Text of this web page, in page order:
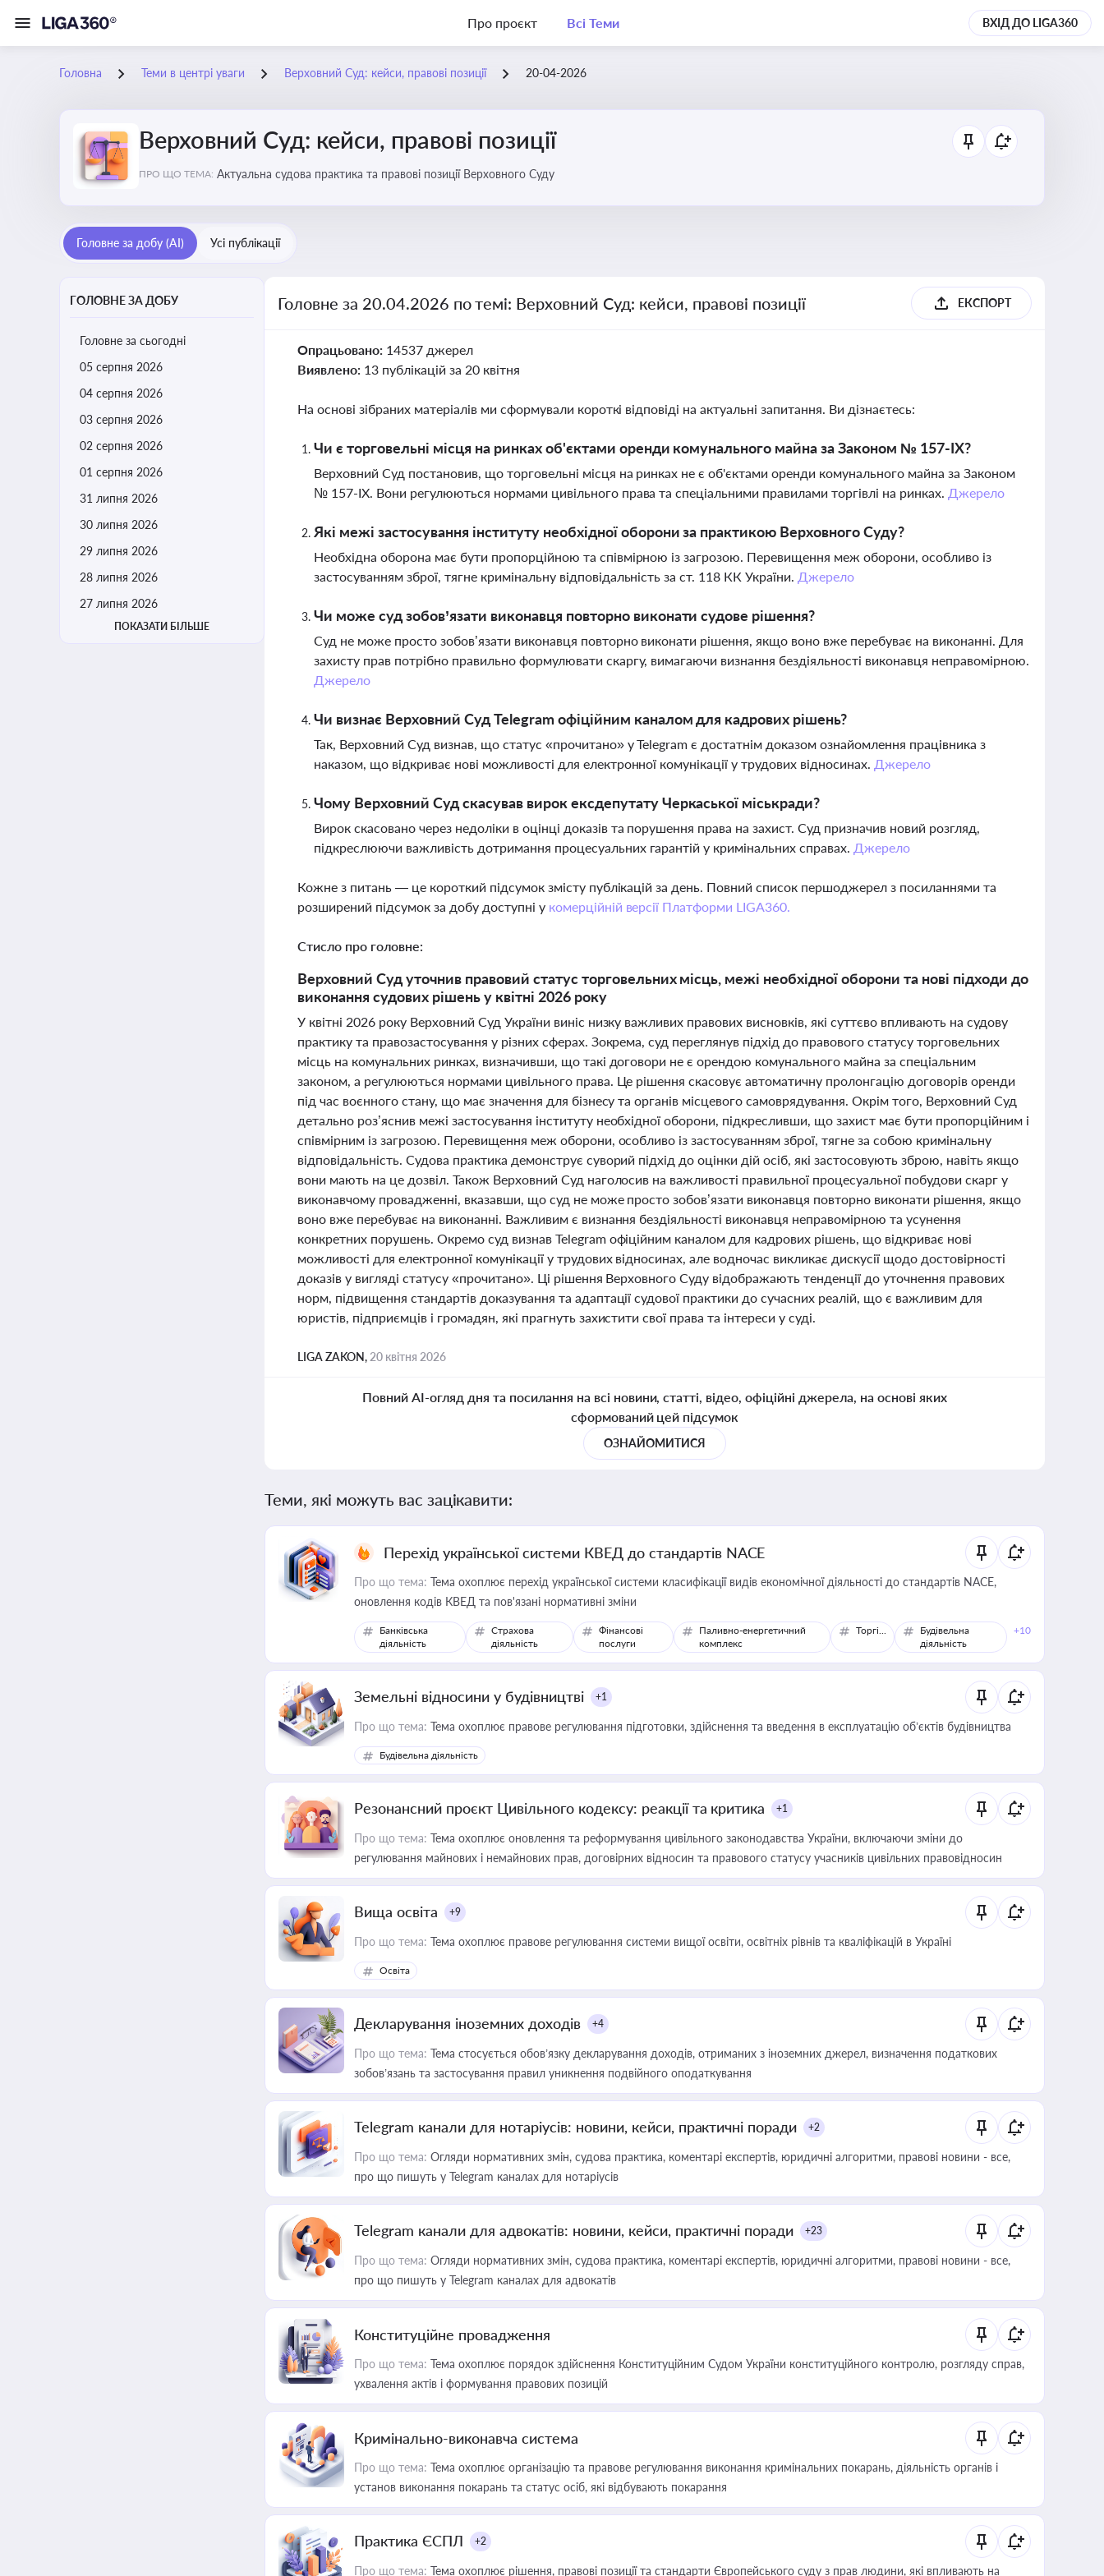
Про проєкт Всі Теми ВХІД ДО LIGA360
Головна Теми в центрі уваги Верховний Суд: кейси, правові позиції 20-04-2026
Верховний Суд: кейси, правові позиції
ПРО ЩО ТЕМА: Актуальна судова практика та правові позиції Верховного Суду
Головне за добу (AI) Усі публікації
ГОЛОВНЕ ЗА ДОБУ
Головне за сьогодні
05 серпня 2026
04 серпня 2026
03 серпня 2026
02 серпня 2026
01 серпня 2026
31 липня 2026
30 липня 2026
29 липня 2026
28 липня 2026
27 липня 2026
ПОКАЗАТИ БІЛЬШЕ
Головне за 20.04.2026 по темі: Верховний Суд: кейси, правові позиції ЕКСПОРТ
Опрацьовано: 14537 джерел
Виявлено: 13 публікацій за 20 квітня
На основі зібраних матеріалів ми сформували короткі відповіді на актуальні запитання. Ви дізнаєтесь:
Чи є торговельні місця на ринках об'єктами оренди комунального майна за Законом № 157-IX?
Верховний Суд постановив, що торговельні місця на ринках не є об'єктами оренди комунального майна за Законом
№ 157-IX. Вони регулюються нормами цивільного права та спеціальними правилами торгівлі на ринках. Джерело
Які межі застосування інституту необхідної оборони за практикою Верховного Суду?
Необхідна оборона має бути пропорційною та співмірною із загрозою. Перевищення меж оборони, особливо із
застосуванням зброї, тягне кримінальну відповідальність за ст. 118 КК України. Джерело
Чи може суд зобов’язати виконавця повторно виконати судове рішення?
Суд не може просто зобов’язати виконавця повторно виконати рішення, якщо воно вже перебуває на виконанні. Для
захисту прав потрібно правильно формулювати скаргу, вимагаючи визнання бездіяльності виконавця неправомірною.
Джерело
Чи визнає Верховний Суд Telegram офіційним каналом для кадрових рішень?
Так, Верховний Суд визнав, що статус «прочитано» у Telegram є достатнім доказом ознайомлення працівника з
наказом, що відкриває нові можливості для електронної комунікації у трудових відносинах. Джерело
Чому Верховний Суд скасував вирок ексдепутату Черкаської міськради?
Вирок скасовано через недоліки в оцінці доказів та порушення права на захист. Суд призначив новий розгляд,
підкреслюючи важливість дотримання процесуальних гарантій у кримінальних справах. Джерело
Кожне з питань — це короткий підсумок змісту публікацій за день. Повний список першоджерел з посиланнями та
розширений підсумок за добу доступні у комерційній версії Платформи LIGA360.
Стисло про головне:
Верховний Суд уточнив правовий статус торговельних місць, межі необхідної оборони та нові підходи до
виконання судових рішень у квітні 2026 року
У квітні 2026 року Верховний Суд України виніс низку важливих правових висновків, які суттєво впливають на судову
практику та правозастосування у різних сферах. Зокрема, суд переглянув підхід до правового статусу торговельних
місць на комунальних ринках, визначивши, що такі договори не є орендою комунального майна за спеціальним
законом, а регулюються нормами цивільного права. Це рішення скасовує автоматичну пролонгацію договорів оренди
під час воєнного стану, що має значення для бізнесу та органів місцевого самоврядування. Окрім того, Верховний Суд
детально роз’яснив межі застосування інституту необхідної оборони, підкресливши, що захист має бути пропорційним і
співмірним із загрозою. Перевищення меж оборони, особливо із застосуванням зброї, тягне за собою кримінальну
відповідальність. Судова практика демонструє суворий підхід до оцінки дій осіб, які застосовують зброю, навіть якщо
вони мають на це дозвіл. Також Верховний Суд наголосив на важливості правильної процесуальної побудови скарг у
виконавчому провадженні, вказавши, що суд не може просто зобов’язати виконавця повторно виконати рішення, якщо
воно вже перебуває на виконанні. Важливим є визнання бездіяльності виконавця неправомірною та усунення
конкретних порушень. Окремо суд визнав Telegram офіційним каналом для кадрових рішень, що відкриває нові
можливості для електронної комунікації у трудових відносинах, але водночас викликає дискусії щодо достовірності
доказів у вигляді статусу «прочитано». Ці рішення Верховного Суду відображають тенденції до уточнення правових
норм, підвищення стандартів доказування та адаптації судової практики до сучасних реалій, що є важливим для
юристів, підприємців і громадян, які прагнуть захистити свої права та інтереси у суді.
LIGA ZAKON, 20 квітня 2026
Повний AI-огляд дня та посилання на всі новини, статті, відео, офіційні джерела, на основі яких
сформований цей підсумок
ОЗНАЙОМИТИСЯ
Теми, які можуть вас зацікавити:
Перехід української системи КВЕД до стандартів NACE
Про що тема: Тема охоплює перехід української системи класифікації видів економічної діяльності до стандартів NACE,
оновлення кодів КВЕД та пов'язані нормативні зміни
Банківська
діяльність
Страхова
діяльність
Фінансові
послуги
Паливно-енергетичний
комплекс
Торгівля
Будівельна
діяльність
+10
Земельні відносини у будівництві +1
Про що тема: Тема охоплює правове регулювання підготовки, здійснення та введення в експлуатацію об’єктів будівництва
Будівельна діяльність
Резонансний проєкт Цивільного кодексу: реакції та критика +1
Про що тема: Тема охоплює оновлення та реформування цивільного законодавства України, включаючи зміни до
регулювання майнових і немайнових прав, договірних відносин та правового статусу учасників цивільних правовідносин
Вища освіта +9
Про що тема: Тема охоплює правове регулювання системи вищої освіти, освітніх рівнів та кваліфікацій в Україні
Освіта
Декларування іноземних доходів +4
Про що тема: Тема стосується обов’язку декларування доходів, отриманих з іноземних джерел, визначення податкових
зобов’язань та застосування правил уникнення подвійного оподаткування
Telegram канали для нотаріусів: новини, кейси, практичні поради +2
Про що тема: Огляди нормативних змін, судова практика, коментарі експертів, юридичні алгоритми, правові новини - все,
про що пишуть у Telegram каналах для нотаріусів
Telegram канали для адвокатів: новини, кейси, практичні поради +23
Про що тема: Огляди нормативних змін, судова практика, коментарі експертів, юридичні алгоритми, правові новини - все,
про що пишуть у Telegram каналах для адвокатів
Конституційне провадження
Про що тема: Тема охоплює порядок здійснення Конституційним Судом України конституційного контролю, розгляду справ,
ухвалення актів і формування правових позицій
Кримінально-виконавча система
Про що тема: Тема охоплює організацію та правове регулювання виконання кримінальних покарань, діяльність органів і
установ виконання покарань та статус осіб, які відбувають покарання
Практика ЄСПЛ +2
Про що тема: Тема охоплює рішення, правові позиції та стандарти Європейського суду з прав людини, які впливають на